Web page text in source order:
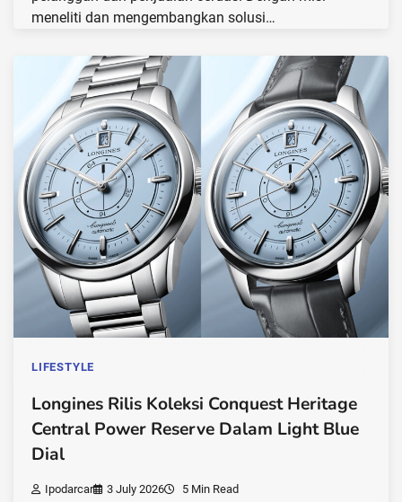
meneliti dan mengembangkan solusi…
LIFESTYLE
Longines Rilis Koleksi Conquest Heritage
Central Power Reserve Dalam Light Blue
Dial
Ipodarcar 3 July 2026 5 Min Read